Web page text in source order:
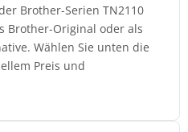
Brother-Serien TN2110
Brother-Original oder als
Wählen Sie unten die
Preis und